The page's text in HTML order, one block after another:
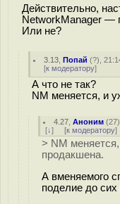
Действительно,
NetworkManager —
Или не?
3.13 ,Попай (?),
[к модератору]
А что не так?
NM меняется, и
4.27 ,Аноним (27
[↓] [к модератору]
> NM
продакшена.
А вменяемого
поделие до сих